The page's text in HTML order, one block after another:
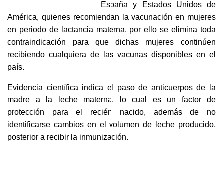
España y Estados Unidos de
América, quienes recomiendan la vacunación en mujeres
en periodo de lactancia materna, por ello se elimina toda
contraindicación para que dichas mujeres continúen
recibiendo cualquiera de las vacunas disponibles en el
país.
Evidencia científica indica el paso de anticuerpos de la
madre a la leche materna, lo cual es un factor de
protección para el recién nacido, además de no
identificarse cambios en el volumen de leche producido,
posterior a recibir la inmunización.